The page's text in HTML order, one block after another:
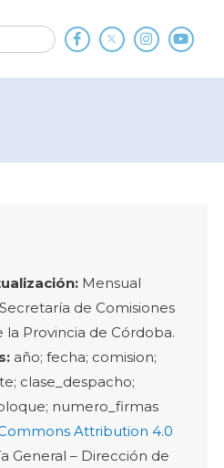
Mensual
de Comisiones
la Provincia de Córdoba.
año; fecha; comision;
clase_despacho;
numero_firmas
Attribution 4.0
General – Dirección de